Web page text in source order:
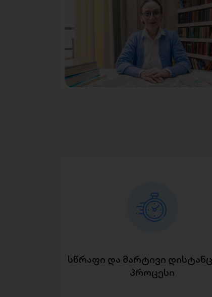
სწრაფი და მარტივი
პროცესი